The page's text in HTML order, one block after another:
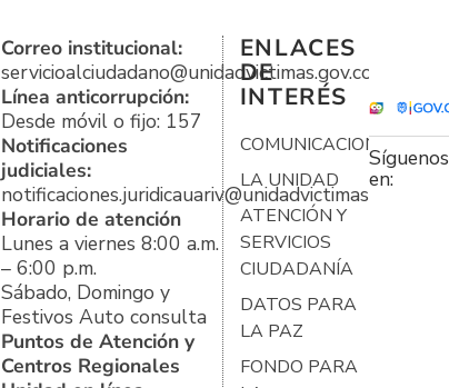
Correo institucional:
servicioalciudadano@unidadvictimas.gov.co
Línea anticorrupción:
Desde móvil o fijo: 157
Notificaciones
judiciales:
notificaciones.juridicauariv@unidadvictimas.gov.co
Horario de atención
Lunes a viernes 8:00 a.m.
– 6:00 p.m.
Sábado, Domingo y
Festivos Auto consulta
Puntos de Atención y
Centros Regionales
ENLACES
DE
INTERÉS
COMUNICACIONES
LA UNIDAD
ATENCIÓN Y
SERVICIOS
CIUDADANÍA
DATOS PARA
LA PAZ
FONDO PARA
Síguenos
en: